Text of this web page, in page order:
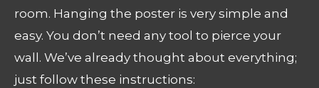
room. Hanging the poster is very simple and
easy. You don’t need any tool to pierce your
wall. We’ve already thought about everything;
just follow these instructions: